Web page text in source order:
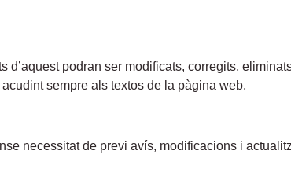
podran ser modificats, corregits,
sempre als textos de la pàgina web.
necessitat de previ avís, modificacions i